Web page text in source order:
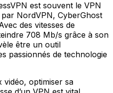
est souvent le VPN
NordVPN, CyberGhost
des vitesses de
708 Mb/s grâce à son
être un outil
passionnés de technologie
vidéo, optimiser sa